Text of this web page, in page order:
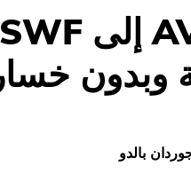
وبدون
بالدو